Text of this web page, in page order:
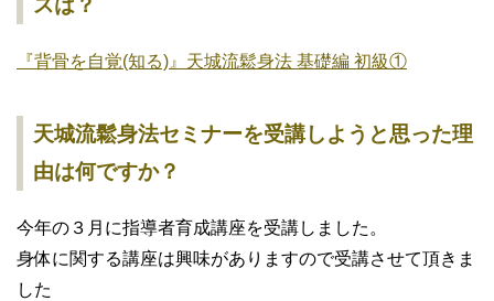
スは？
『背骨を自覚(知る)』天城流鬆身法 基礎編 初級①
天城流鬆身法セミナーを受講しようと思った理
由は何ですか？
今年の３月に指導者育成講座を受講しました。
身体に関する講座は興味がありますので受講させて頂きま
した